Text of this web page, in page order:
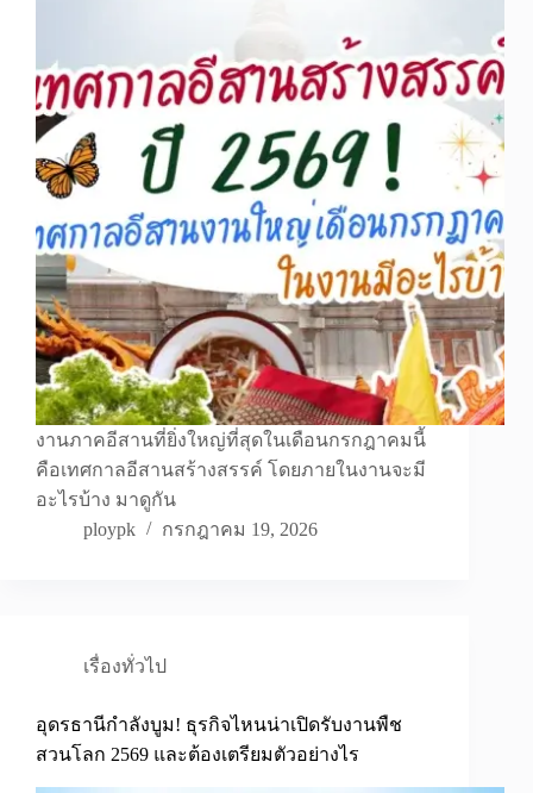
งานภาคอีสานที่ยิ่งใหญ่ที่สุดในเดือนกรกฎาคมนี้
คือเทศกาลอีสานสร้างสรรค์ โดยภายในงานจะมี
อะไรบ้าง มาดูกัน
ploypk
กรกฎาคม 19, 2026
เรื่องทั่วไป
อุดรธานีกำลังบูม! ธุรกิจไหนน่าเปิดรับงานพืช
สวนโลก 2569 และต้องเตรียมตัวอย่างไร